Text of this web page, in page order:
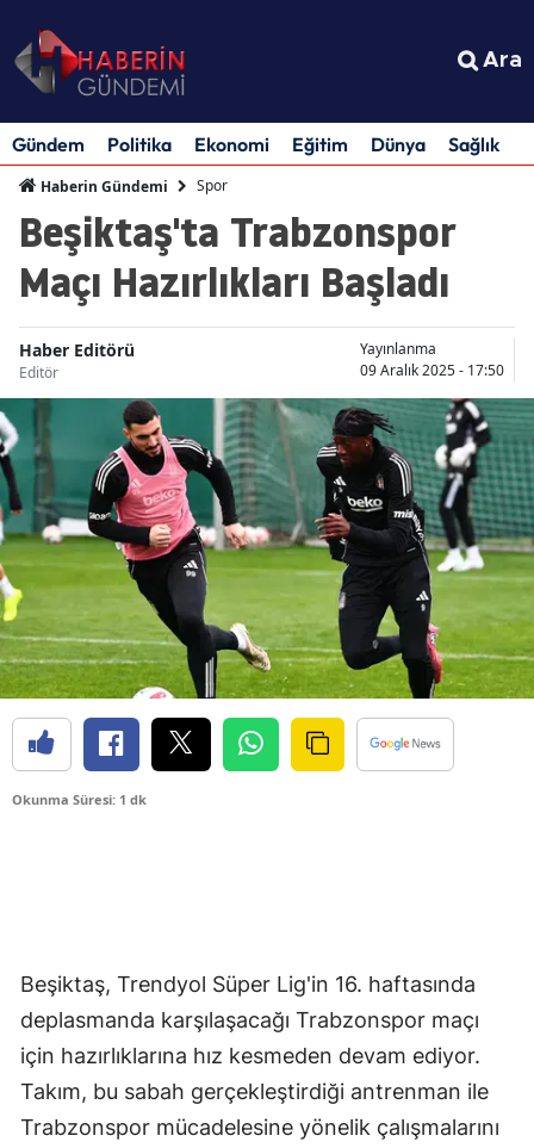
Ara
Gündem Politika Ekonomi Eğitim Dünya Sağlık
Haberin Gündemi Spor
Beşiktaş'ta Trabzonspor
Maçı Hazırlıkları Başladı
Haber Editörü
Editör
Yayınlanma
09 Aralık 2025 - 17:50
Okunma Süresi: 1 dk
Beşiktaş, Trendyol Süper Lig'in 16. haftasında
deplasmanda karşılaşacağı Trabzonspor maçı
için hazırlıklarına hız kesmeden devam ediyor.
Takım, bu sabah gerçekleştirdiği antrenman ile
Trabzonspor mücadelesine yönelik çalışmalarını